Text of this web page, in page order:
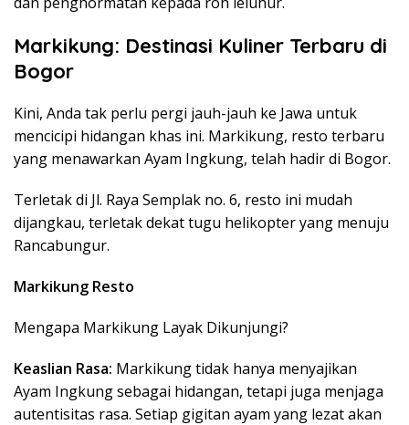
Markikung: Destinasi Kuliner Terbaru di
Bogor
Kini, Anda tak perlu pergi jauh-jauh ke Jawa untuk
mencicipi hidangan khas ini. Markikung, resto terbaru
yang menawarkan Ayam Ingkung, telah hadir di Bogor.
Terletak di Jl. Raya Semplak no. 6, resto ini mudah
dijangkau, terletak dekat tugu helikopter yang menuju
Rancabungur.
Markikung Resto
Mengapa Markikung Layak Dikunjungi?
Keaslian Rasa: Markikung tidak hanya menyajikan
Ayam Ingkung sebagai hidangan, tetapi juga menjaga
autentisitas rasa. Setiap gigitan ayam yang lezat akan